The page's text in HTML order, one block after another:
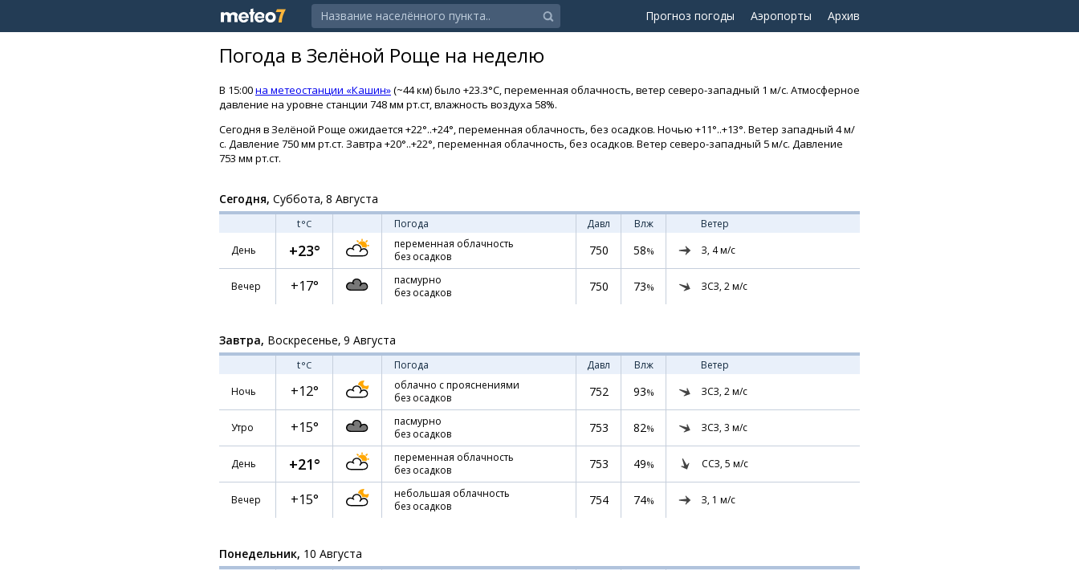
Прогноз погоды Аэропорты Архив
Погода в Зелёной Роще на неделю
В 15:00на метеостанции «Кашин»(~44 км) было +23.3°C, переменная облачность, ветер северо-западный 1 м/с. Атмосферное
давление на уровне станции 748 мм рт.ст, влажность воздуха 58%.
Сегодня в Зелёной Роще ожидается +22°..+24°, переменная облачность, без осадков. Ночью +11°..+13°. Ветер западный 4 м/
с. Давление 750 мм рт.ст. Завтра +20°..+22°, переменная облачность, без осадков. Ветер северо-западный 5 м/с. Давление
753 мм рт.ст.
Сегодня, Суббота, 8 Августа
t°C Погода Давл Влж
Ветер
День
+23°
переменная облачность
без осадков
750 58% З, 4м/с
Вечер +17°
пасмурно
без осадков
750 73% ЗСЗ, 2м/с
Завтра, Воскресенье, 9 Августа
t°C Погода Давл Влж
Ветер
Ночь
+12°
облачно с прояснениями
без осадков
752 93% ЗСЗ, 2м/с
Утро +15°
пасмурно
без осадков
753 82% ЗСЗ, 3 м/с
День +21°
переменная облачность
без осадков
753 49% ССЗ, 5 м/с
Вечер +15°
небольшая облачность
без осадков
754 74% З, 1 м/с
Понедельник, 10 Августа